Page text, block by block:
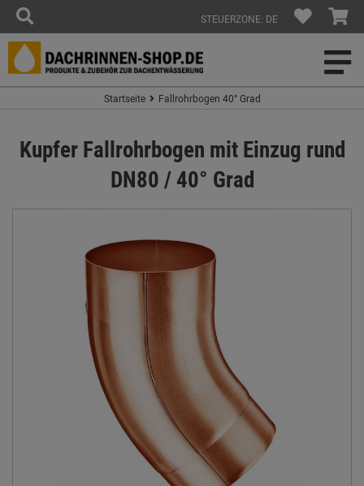
STEUERZONE: DE
Startseite Fallrohrbogen 40° Grad
Kupfer Fallrohrbogen mit Einzug rund
DN80 / 40° Grad